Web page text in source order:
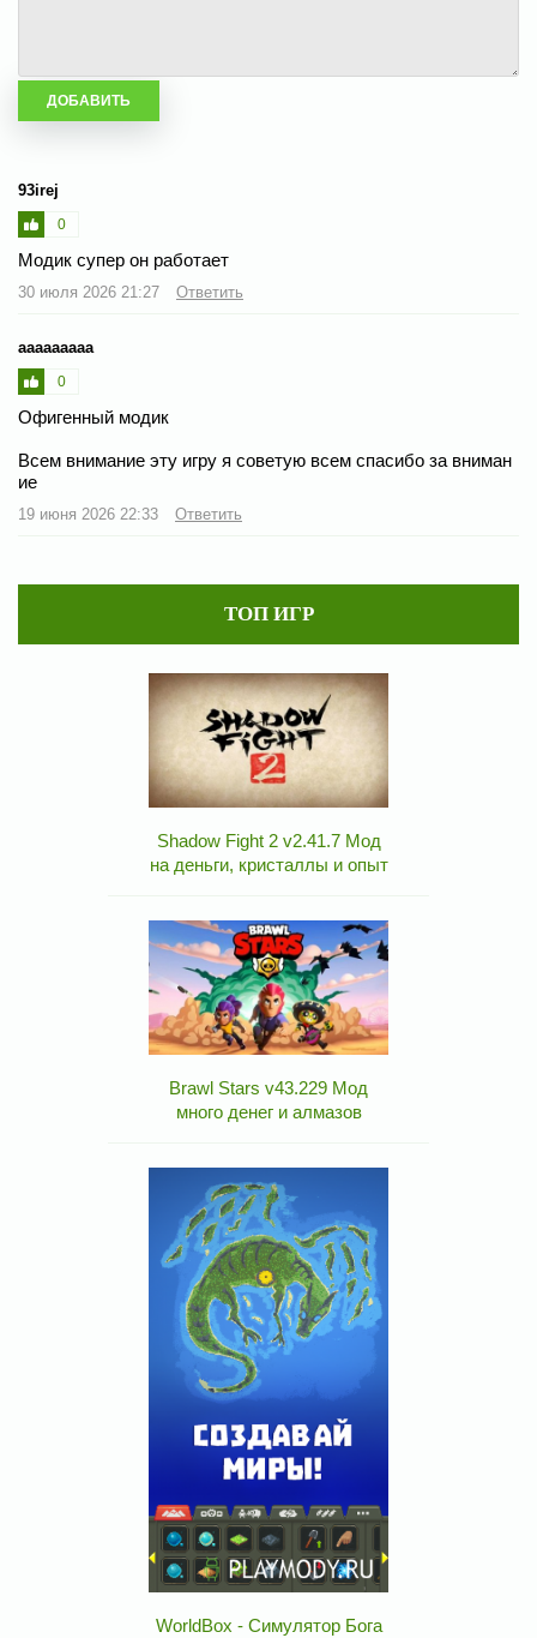
93irej
0
Модик супер он работает
30 июля 2026 21:27 Ответить
ааааааааа
0
Офигенный модик
Всем внимание эту игру я советую всем спасибо за вниман
ие
19 июня 2026 22:33 Ответить
ТОП ИГР
Shadow Fight 2 v2.41.7 Мод
на деньги, кристаллы и опыт
Brawl Stars v43.229 Мод
много денег и алмазов
WorldBox - Симулятор Бога